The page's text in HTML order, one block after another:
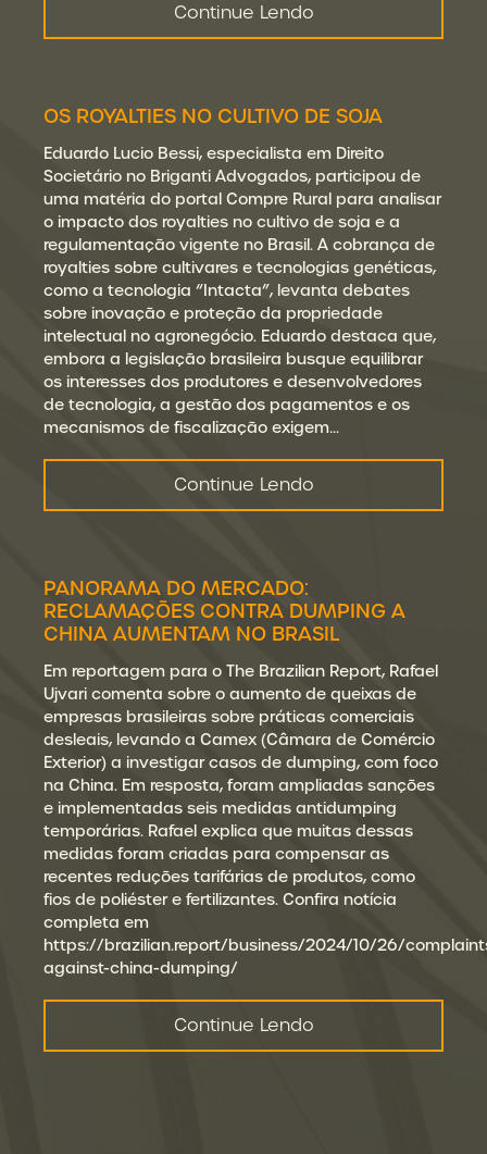
Continue Lendo
OS ROYALTIES NO CULTIVO DE SOJA
Eduardo Lucio Bessi, especialista em Direito
Societário no Briganti Advogados, participou de
uma matéria do portal Compre Rural para analisar
o impacto dos royalties no cultivo de soja e a
regulamentação vigente no Brasil. A cobrança de
royalties sobre cultivares e tecnologias genéticas,
como a tecnologia “Intacta”, levanta debates
sobre inovação e proteção da propriedade
intelectual no agronegócio. Eduardo destaca que,
embora a legislação brasileira busque equilibrar
os interesses dos produtores e desenvolvedores
de tecnologia, a gestão dos pagamentos e os
mecanismos de fiscalização exigem…
Continue Lendo
PANORAMA DO MERCADO:
RECLAMAÇÕES CONTRA DUMPING A
CHINA AUMENTAM NO BRASIL
Em reportagem para o The Brazilian Report, Rafael
Ujvari comenta sobre o aumento de queixas de
empresas brasileiras sobre práticas comerciais
desleais, levando a Camex (Câmara de Comércio
Exterior) a investigar casos de dumping, com foco
na China. Em resposta, foram ampliadas sanções
e implementadas seis medidas antidumping
temporárias. Rafael explica que muitas dessas
medidas foram criadas para compensar as
recentes reduções tarifárias de produtos, como
fios de poliéster e fertilizantes. Confira notícia
completa em
https://brazilian.report/business/2024/10/26/
against-china-dumping/
Continue Lendo